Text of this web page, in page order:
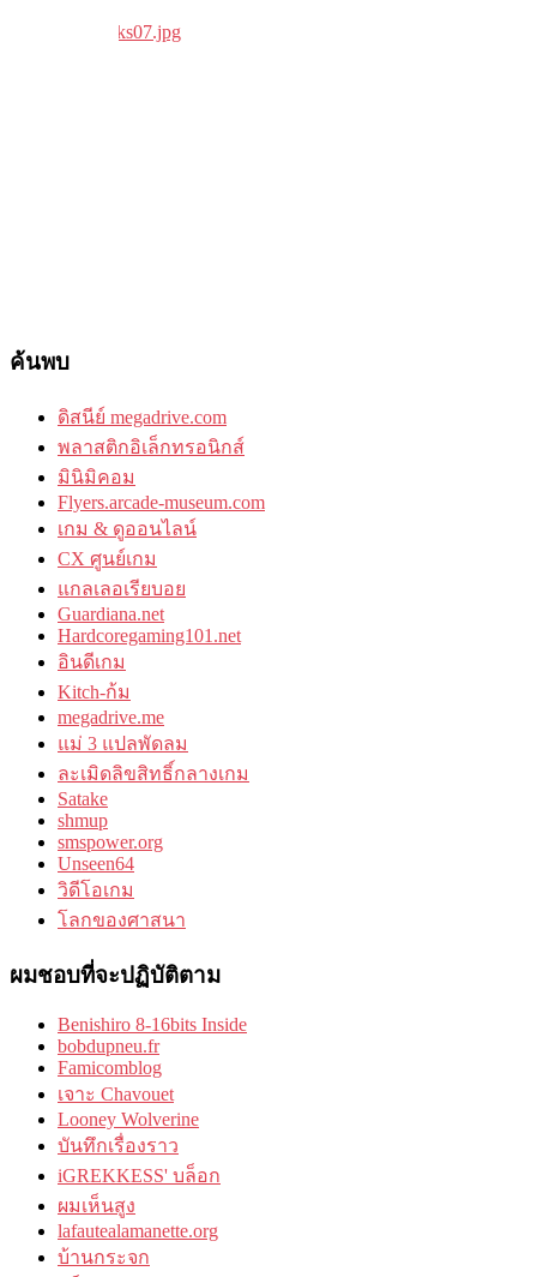
ค้นพบ
ดิสนีย์ megadrive.com
พลาสติกอิเล็กทรอนิกส์
มินิมิคอม
Flyers.arcade-museum.com
เกม & ดูออนไลน์
CX ศูนย์เกม
แกลเลอเรียบอย
Guardiana.net
Hardcoregaming101.net
อินดีเกม
Kitch-ก้ม
megadrive.me
แม่ 3 แปลพัดลม
ละเมิดลิขสิทธิ์กลางเกม
Satake
shmup
smspower.org
Unseen64
วิดีโอเกม
โลกของศาสนา
ผมชอบที่จะปฏิบัติตาม
Benishiro 8-16bits Inside
bobdupneu.fr
Famicomblog
เจาะ Chavouet
Looney Wolverine
บันทึกเรื่องราว
iGREKKESS' บล็อก
ผมเห็นสูง
lafautealamanette.org
บ้านกระจก